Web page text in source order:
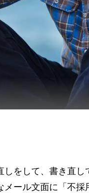
をして、書き直
ール文面に「不採